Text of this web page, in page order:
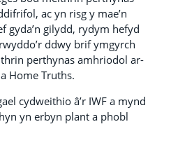
ac yn risg y mae’n
gyda’n gilydd, rydym hefyd
ddwy brif ymgyrch
perthynas amhriodol ar-
Home Truths.
cydweithio â’r IWF a mynd
yn erbyn plant a phobl